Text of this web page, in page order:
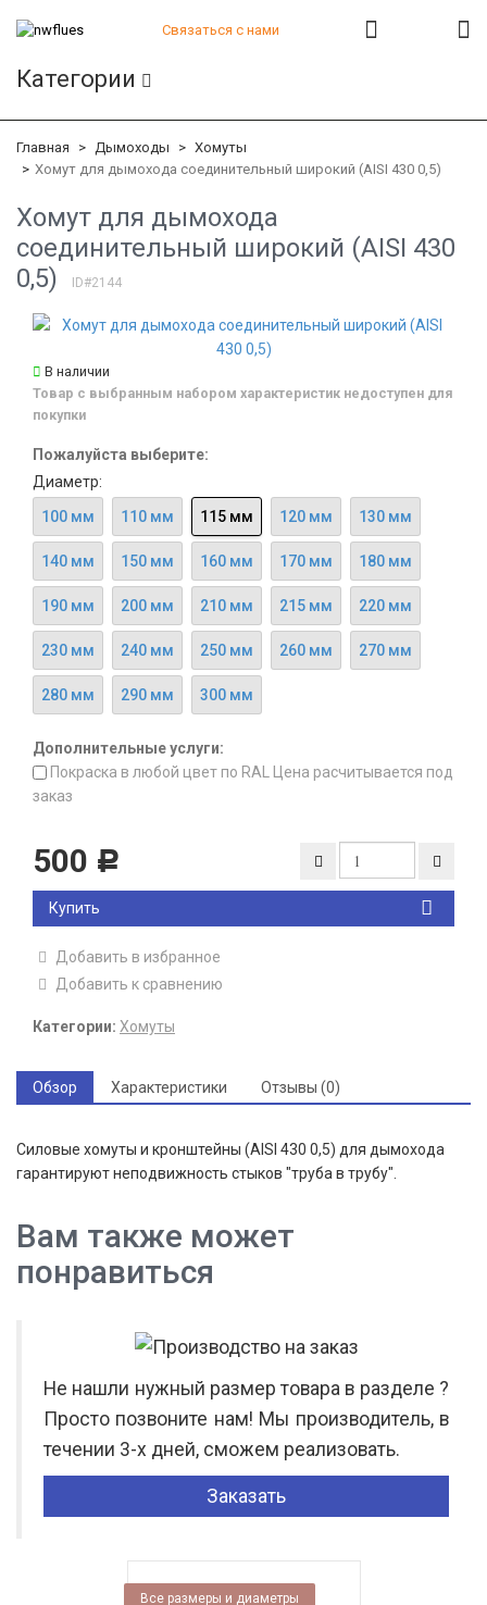
Связаться с нами
+7 (812) 542-07-85
+7 (812) 380-41-39
Категории
Главная Дымоходы
Хомуты
Хомут для дымохода соединительный широкий (AISI 430 0,5)
Хомут для дымохода
соединительный широкий (AISI 430
0,5)
ID#2144
В наличии
Товар с выбранным набором характеристик недоступен для
покупки
Пожалуйста выберите:
Диаметр:
100 мм
110 мм 115 мм 120 мм 130 мм
140 мм 150 мм 160 мм 170 мм 180 мм
190 мм 200 мм 210 мм 215 мм 220 мм
230 мм 240 мм 250 мм 260 мм 270 мм
280 мм 290 мм 300 мм
Дополнительные услуги:
Покраска в любой цвет по RAL Цена расчитывается под
заказ
500 Р
Купить
Добавить в избранное
Добавить к сравнению
Категории: Хомуты
Обзор Характеристики Отзывы (0)
Силовые хомуты и кронштейны (AISI 430 0,5) для дымохода
гарантируют неподвижность стыков "труба в трубу".
Вам также может
понравиться
Не нашли нужный размер товара в разделе ?
Просто позвоните нам! Мы производитель, в
течении 3-х дней, сможем реализовать.
Заказать
Все размеры и диаметры